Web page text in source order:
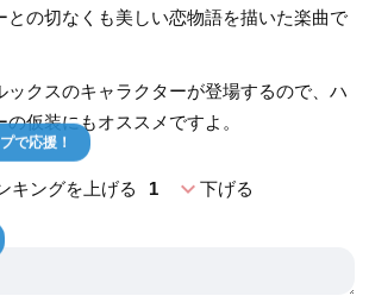
との切なくも美しい恋物語を描いた楽曲で
ックスのキャラクターが登場するので、ハ
仮装にもオススメですよ。
キングを上げる 1
で応援！
expand_more下げる